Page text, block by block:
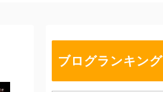
ブログランキング